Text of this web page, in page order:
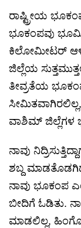
ರಾಷ್ಟ್ರೀಯ
ಭೂಕಂಪವು
ಕಿಲೋಮೀಟರ್
ಜಿಲ್ಲೆಯ
ತೀವ್ರತೆಯ
ವಾಶಿಮ್ ಜಿಲ್ಲೆಗಳ
ನಾವು
ಶಬ್ದ
ನಾವು ಭೂಕಂಪ
ಬೀದಿಗೆ ಓಡಿತು.
ಮಾಡಲಿಲ್ಲ,